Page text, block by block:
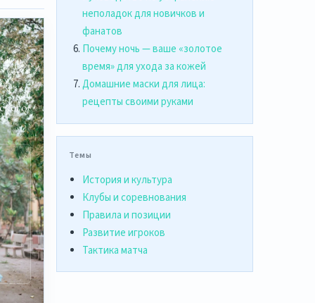
неполадок для новичков и
фанатов
Почему ночь — ваше «золотое
время» для ухода за кожей
Домашние маски для лица:
рецепты своими руками
Темы
История и культура
Клубы и соревнования
Правила и позиции
Развитие игроков
Тактика матча